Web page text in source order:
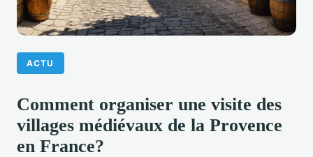
ACTU
Comment organiser une visite des
villages médiévaux de la Provence
en France?